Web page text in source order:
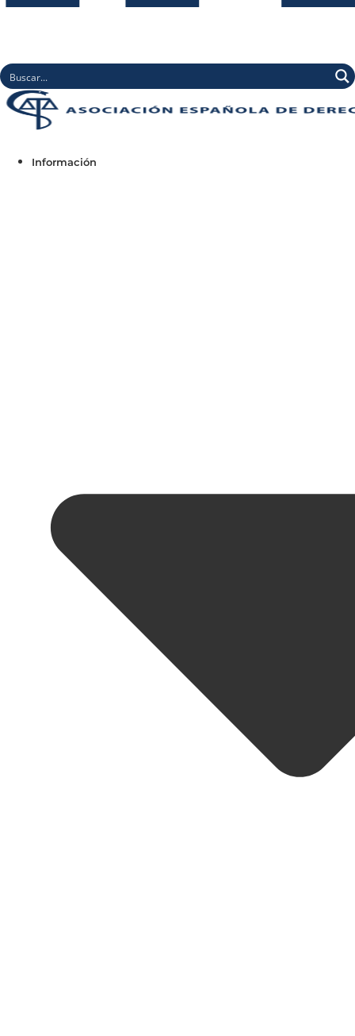
Información